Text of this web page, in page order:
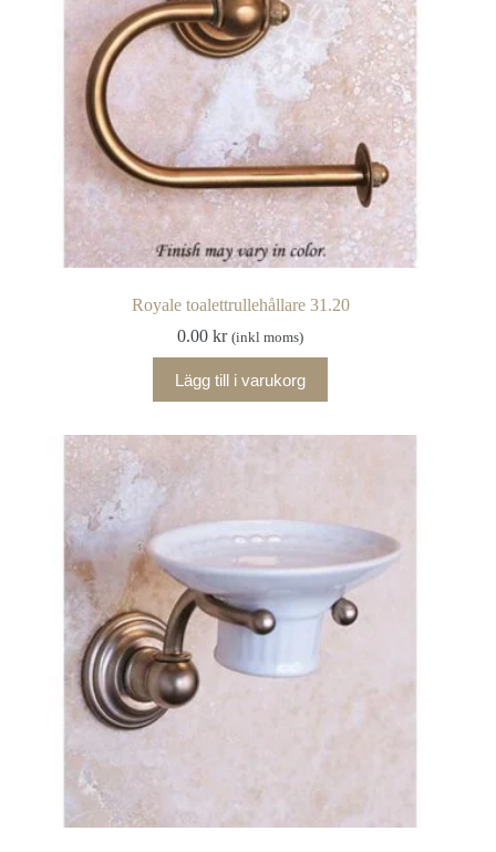
Royale toalettrullehållare 31.20
0.00kr (inkl moms)
Lägg till i varukorg